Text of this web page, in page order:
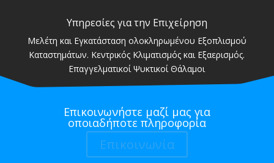
Υπηρεσίες για την Επιχείρηση
Μελέτη και Εγκατάσταση ολοκληρωμένου Εξοπλισμού
Καταστημάτων. Κεντρικός Κλιματισμός και Εξαερισμός.
Επαγγελματικοί Ψυκτικοί Θάλαμοι
Επικοινωνήστε μαζί μας για
οποιαδήποτε πληροφορία
Επικοινωνία